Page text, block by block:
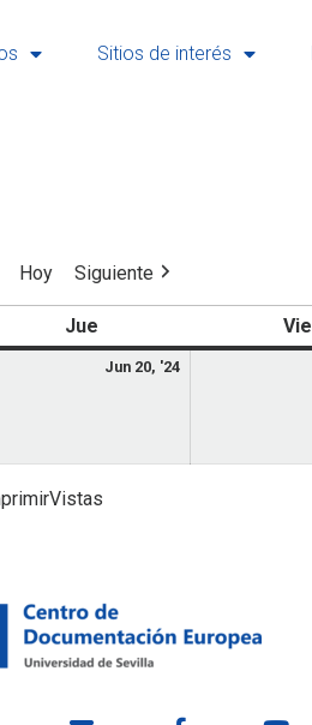
Sitios de interés
Hoy Siguiente
Jue Vie
Jun 20, '24
Vistas